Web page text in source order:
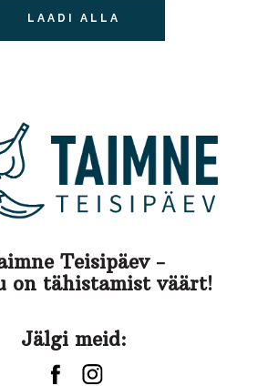
LAADI ALLA
Teisipäev -
on tähistamist väärt!
Jälgi meid: